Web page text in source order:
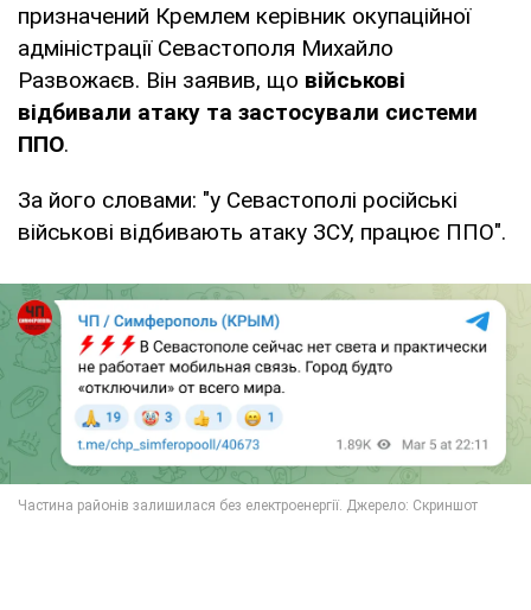
призначений Кремлем керівник окупаційної
адміністрації Севастополя Михайло
Развожаєв. Він заявив, що військові
відбивали атаку та застосували системи
ППО.
За його словами: "у Севастополі російські
військові відбивають атаку ЗСУ, працює ППО".